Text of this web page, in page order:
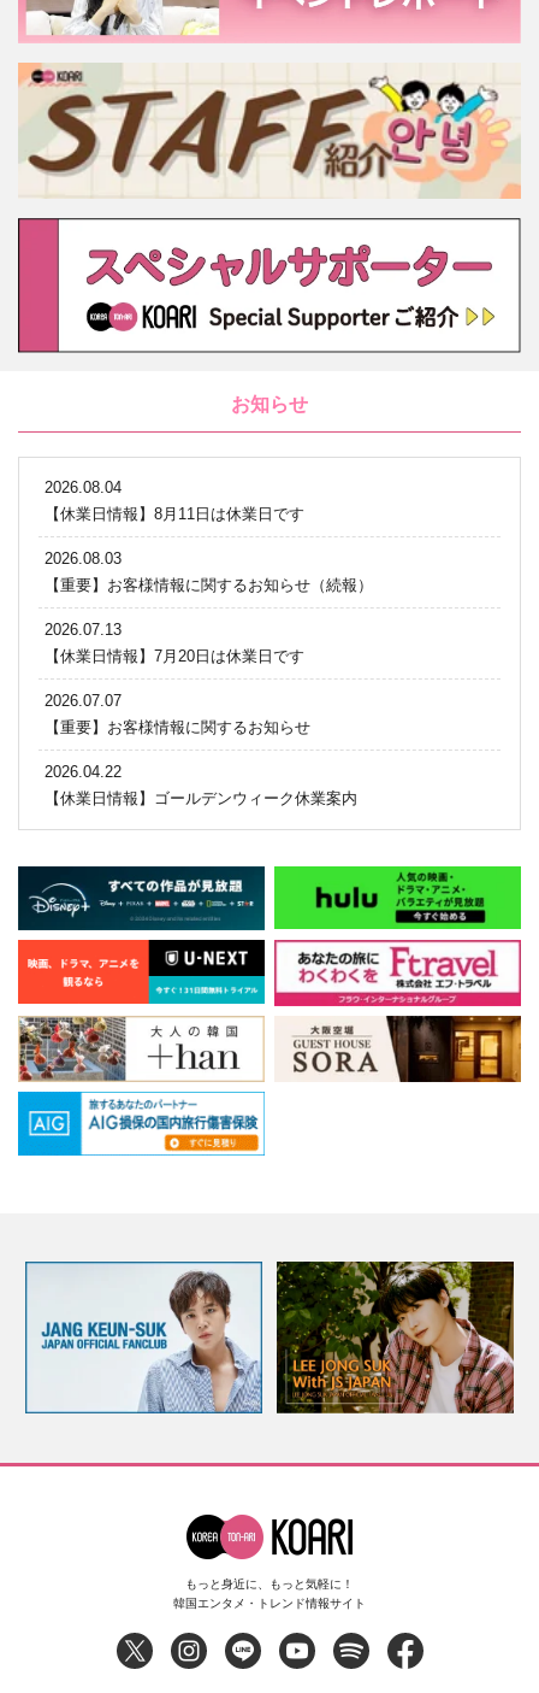
お知らせ
2026.08.04
【休業日情報】8月11日は休業日です
2026.08.03
【重要】お客様情報に関するお知らせ（続報）
2026.07.13
【休業日情報】7月20日は休業日です
2026.07.07
【重要】お客様情報に関するお知らせ
2026.04.22
【休業日情報】ゴールデンウィーク休業案内
もっと身近に、もっと気軽に！
韓国エンタメ・トレンド情報サイト